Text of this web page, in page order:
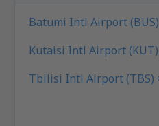
Batumi Intl Airport (BUS)
Kutaisi Intl Airport (KUT)
Tbilisi Intl Airport (TBS)